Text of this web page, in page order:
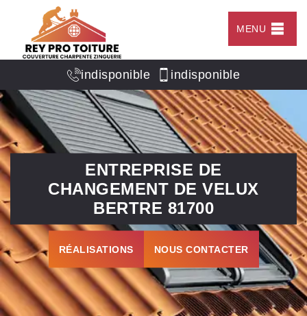
MENU
indisponible indisponible
ENTREPRISE DE
CHANGEMENT DE VELUX
BERTRE 81700
RÉALISATIONS NOUS CONTACTER